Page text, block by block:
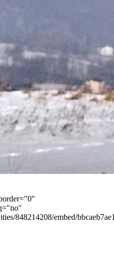
848214208/embed/